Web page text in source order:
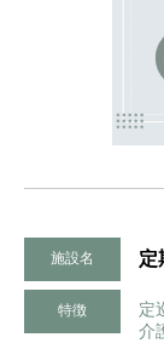
施設名 定
特徴
定
介